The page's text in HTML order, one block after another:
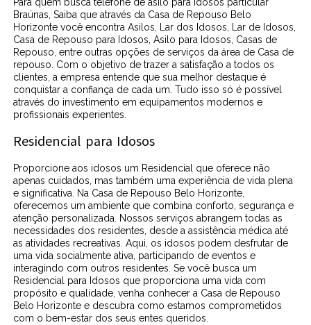
Braúnas, Saiba que através da Casa de Repouso Belo
Horizonte você encontra Asilos, Lar dos Idosos, Lar de Idosos,
Casa de Repouso para Idosos, Asilo para Idosos, Casas de
Repouso, entre outras opções de serviços da área de Casa de
repouso. Com o objetivo de trazer a satisfação a todos os
clientes, a empresa entende que sua melhor destaque é
conquistar a confiança de cada um. Tudo isso só é possível
através do investimento em equipamentos modernos e
profissionais experientes.
Residencial para Idosos
Proporcione aos idosos um Residencial que oferece não
apenas cuidados, mas também uma experiência de vida plena
e significativa. Na Casa de Repouso Belo Horizonte,
oferecemos um ambiente que combina conforto, segurança e
atenção personalizada. Nossos serviços abrangem todas as
necessidades dos residentes, desde a assistência médica até
as atividades recreativas. Aqui, os idosos podem desfrutar de
uma vida socialmente ativa, participando de eventos e
interagindo com outros residentes. Se você busca um
Residencial para Idosos que proporciona uma vida com
propósito e qualidade, venha conhecer a Casa de Repouso
Belo Horizonte e descubra como estamos comprometidos
com o bem-estar dos seus entes queridos.